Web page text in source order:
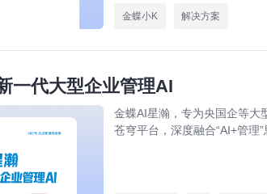
金蝶小K 解决方案
一代大型企业管理AI
金蝶AI星瀚，专为央国企等大
苍穹平台，深度融合“AI+管理